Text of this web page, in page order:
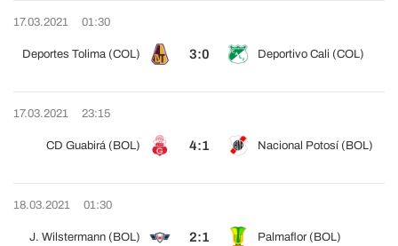
17.03.2021 01:30
Deportes Tolima (COL) 3:0 Deportivo Cali (COL)
17.03.2021 23:15
CD Guabirá (BOL) 4:1 Nacional Potosí (BOL)
18.03.2021 01:30
J. Wilstermann (BOL) 2:1 Palmaflor (BOL)